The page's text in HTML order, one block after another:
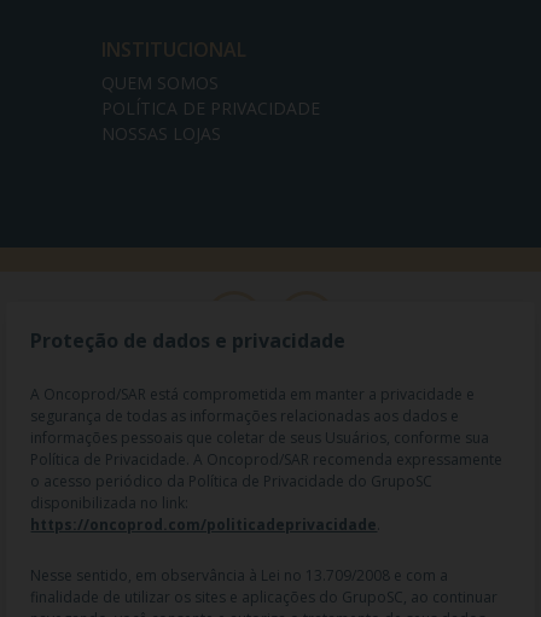
INSTITUCIONAL
QUEM SOMOS
POLÍTICA DE PRIVACIDADE
NOSSAS LOJAS
RAZÃO SOCIAL: ONCO PROD DIST. DE PROD. HOSP. E ONCOL. LTDA |
04.307.650/0019-64 | IE: 119.242.793.110 | Endereço R: Olimpíadas, nº
100 2º andar CJ 21 22 - Vila Olímpia - SP | Cep: 04551-000 |
Proteção de dados e privacidade
A Oncoprod/SAR está comprometida em manter a privacidade e
segurança de todas as informações relacionadas aos dados e
informações pessoais que coletar de seus Usuários, conforme sua
Política de Privacidade. A Oncoprod/SAR recomenda expressamente
o acesso periódico da Política de Privacidade do GrupoSC
disponibilizada no link:
https://oncoprod.com/politicadeprivacidade
Nesse sentido, em observância à Lei no 13.709/2008 e com a
finalidade de utilizar os sites e aplicações do GrupoSC, ao continuar